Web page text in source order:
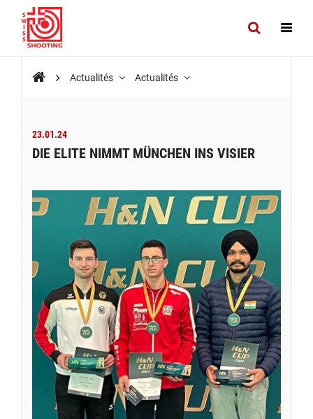
Actualités Actualités
23.01.24
DIE ELITE NIMMT MÜNCHEN INS VISIER